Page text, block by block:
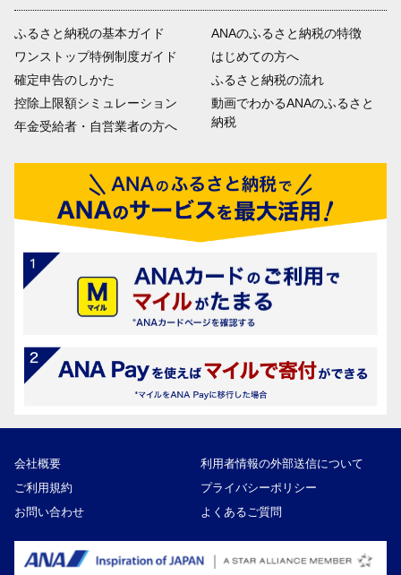
ふるさと納税の基本ガイド
ワンストップ特例制度ガイド
確定申告のしかた
控除上限額シミュレーション
年金受給者・自営業者の方へ
ANAのふるさと納税の特徴
はじめての方へ
ふるさと納税の流れ
動画でわかるANAのふるさと
納税
会社概要
利用者情報の外部送信について
ご利用規約
プライバシーポリシー
お問い合わせ
よくあるご質問